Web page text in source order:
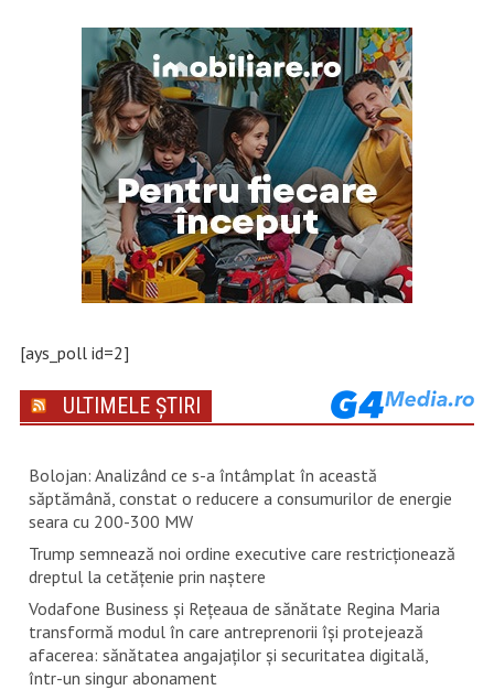
[ays_poll id=2]
ULTIMELE ȘTIRI
Bolojan: Analizând ce s-a întâmplat în această
săptămână, constat o reducere a consumurilor de energie
seara cu 200-300 MW
Trump semnează noi ordine executive care restricţionează
dreptul la cetăţenie prin naştere
Vodafone Business și Rețeaua de sănătate Regina Maria
transformă modul în care antreprenorii își protejează
afacerea: sănătatea angajaților și securitatea digitală,
într-un singur abonament